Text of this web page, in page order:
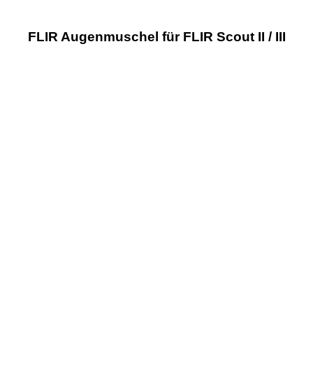
FLIR Augenmuschel für FLIR Scout II / III